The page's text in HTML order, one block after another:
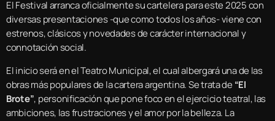
El Festival arranca oficialmente su cartelera para este 2025 con
diversas presentaciones -que como todos los años- viene con
estrenos, clásicos y novedades de carácter internacional y
connotación social.
El inicio será en el Teatro Municipal, el cual albergará una de las
obras más populares de la cartera argentina. Se trata de “El
Brote”, personificación que pone foco en el ejercicio teatral, las
ambiciones, las frustraciones y el amor por la belleza. La